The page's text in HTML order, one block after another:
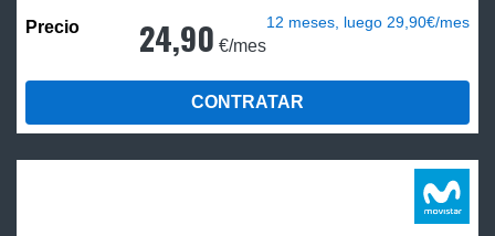
24,90 €/mes
12 meses, luego 29,90€/mes
CONTRATAR